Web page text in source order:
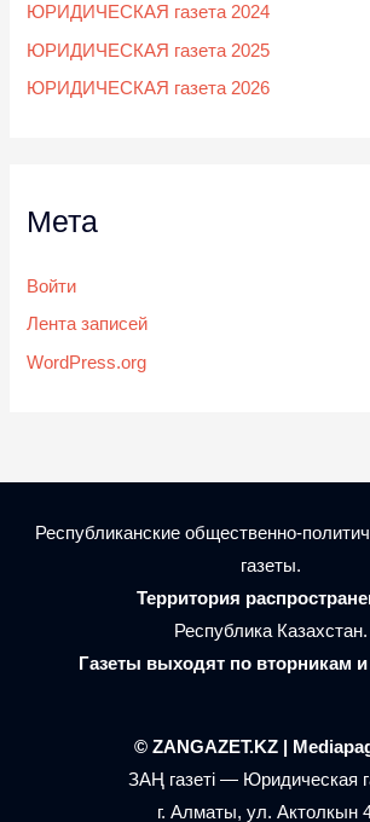
ЮРИДИЧЕСКАЯ газета 2024
ЮРИДИЧЕСКАЯ газета 2025
ЮРИДИЧЕСКАЯ газета 2026
Мета
Войти
Лента записей
WordPress.org
Республиканские общественно-
газеты.
Территория
Республика Казахстан.
Газеты выходят по вторникам
© ZANGAZET.KZ |
ЗАҢ газеті — Юридическая
г. Алматы, ул. Актолкын